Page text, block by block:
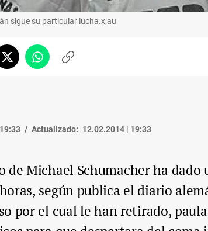
sigue su particular lucha.x,au
TwitterWhatsappCopiar
Actualizado: 12.02.2014 | 19:33
de Michael Schumacher ha dado
según publica el diario
por el cual le han retirado,